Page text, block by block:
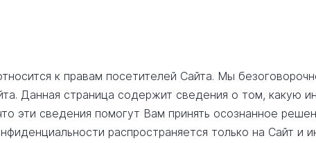
к правам посетителей Сайта. Мы
Данная страница содержит сведения о том, какую
эти сведения помогут Вам принять осознанное
распространяется только на Сайт